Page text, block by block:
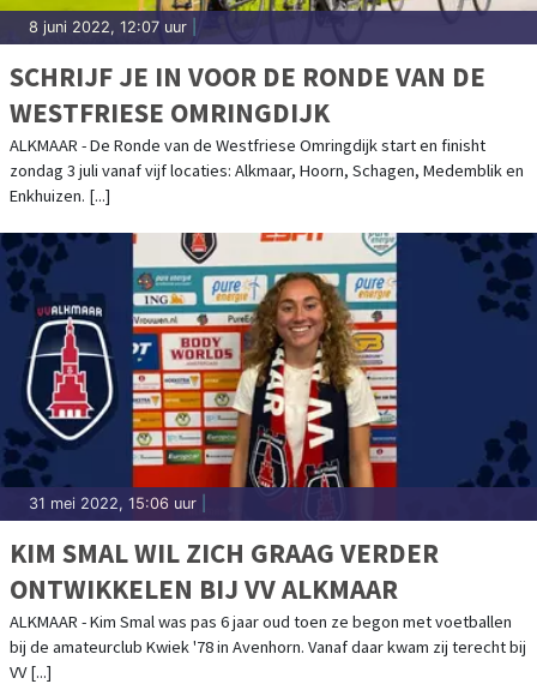
8 juni 2022, 12:07 uur
SCHRIJF JE IN VOOR DE RONDE VAN DE
WESTFRIESE OMRINGDIJK
ALKMAAR - De Ronde van de Westfriese Omringdijk start en finisht
zondag 3 juli vanaf vijf locaties: Alkmaar, Hoorn, Schagen, Medemblik en
Enkhuizen. [...]
31 mei 2022, 15:06 uur
KIM SMAL WIL ZICH GRAAG VERDER
ONTWIKKELEN BIJ VV ALKMAAR
ALKMAAR - Kim Smal was pas 6 jaar oud toen ze begon met voetballen
bij de amateurclub Kwiek '78 in Avenhorn. Vanaf daar kwam zij terecht bij
VV [...]